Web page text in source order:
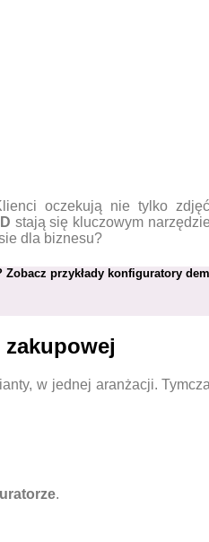
oczekują nie tylko
stają się kluczowym
dla biznesu?
przykłady konfiguratory
w jednej aranżacji.
.